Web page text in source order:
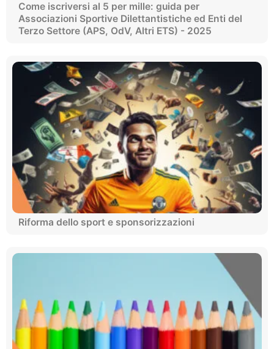
Come iscriversi al 5 per mille: guida per
Associazioni Sportive Dilettantistiche ed Enti del
Terzo Settore (APS, OdV, Altri ETS) - 2025
Riforma dello sport e sponsorizzazioni